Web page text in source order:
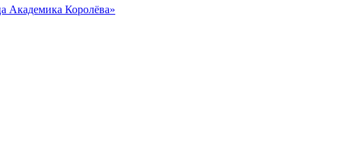
Академика Королёва»